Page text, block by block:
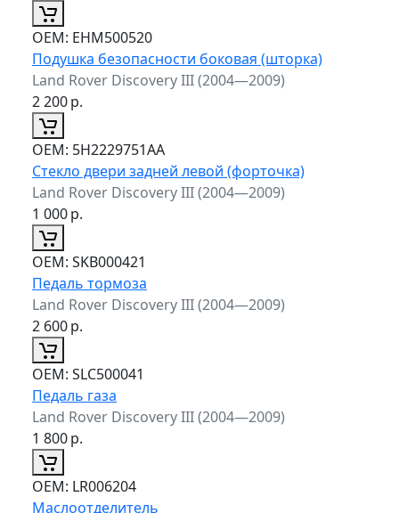
ОЕМ: EHM500520
Подушка безопасности боковая (шторка)
Land Rover Discovery III (2004—2009)
2 200р.
ОЕМ: 5H2229751AA
Стекло двери задней левой (форточка)
Land Rover Discovery III (2004—2009)
1 000р.
ОЕМ: SKB000421
Педаль тормоза
Land Rover Discovery III (2004—2009)
2 600р.
ОЕМ: SLC500041
Педаль газа
Land Rover Discovery III (2004—2009)
1 800р.
ОЕМ: LR006204
Маслоотделитель